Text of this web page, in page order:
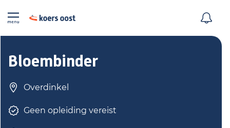
Bloembinder
Overdinkel
Geen opleiding vereist